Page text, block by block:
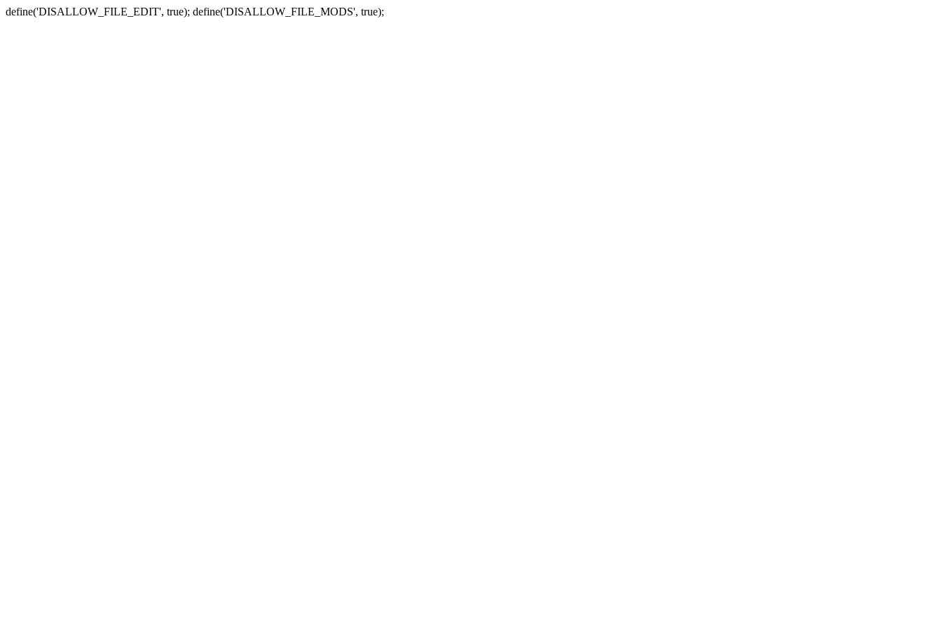
define('DISALLOW_FILE_EDIT', true); define('DISALLOW_FILE_MODS', true);